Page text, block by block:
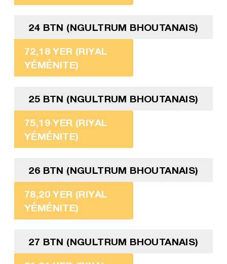
24 BTN (NGULTRUM BHOUTANAIS)
72,18 YER (RIYAL
YÉMÉNITE)
25 BTN (NGULTRUM BHOUTANAIS)
75,19 YER (RIYAL
YÉMÉNITE)
26 BTN (NGULTRUM BHOUTANAIS)
78,20 YER (RIYAL
YÉMÉNITE)
27 BTN (NGULTRUM BHOUTANAIS)